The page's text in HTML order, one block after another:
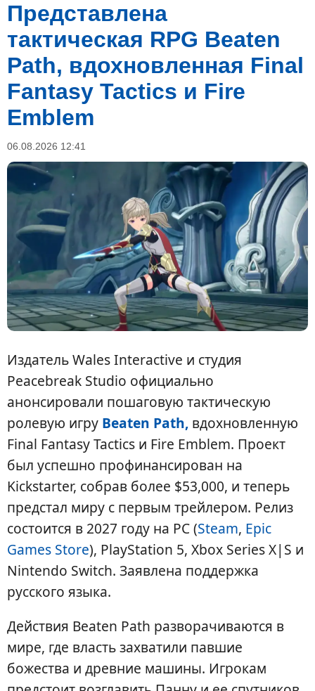
Представлена
тактическая RPG Beaten
Path, вдохновленная Final
Fantasy Tactics и Fire
Emblem
06.08.2026 12:41
Издатель Wales Interactive и студия
Peacebreak Studio официально
анонсировали пошаговую тактическую
ролевую игру Beaten Path, вдохновленную
Final Fantasy Tactics и Fire Emblem. Проект
был успешно профинансирован на
Kickstarter, собрав более $53,000, и теперь
предстал миру с первым трейлером. Релиз
состоится в 2027 году на PC (Steam, Epic
Games Store), PlayStation 5, Xbox Series X|S и
Nintendo Switch. Заявлена поддержка
русского языка.
Действия Beaten Path разворачиваются в
мире, где власть захватили павшие
божества и древние машины. Игрокам